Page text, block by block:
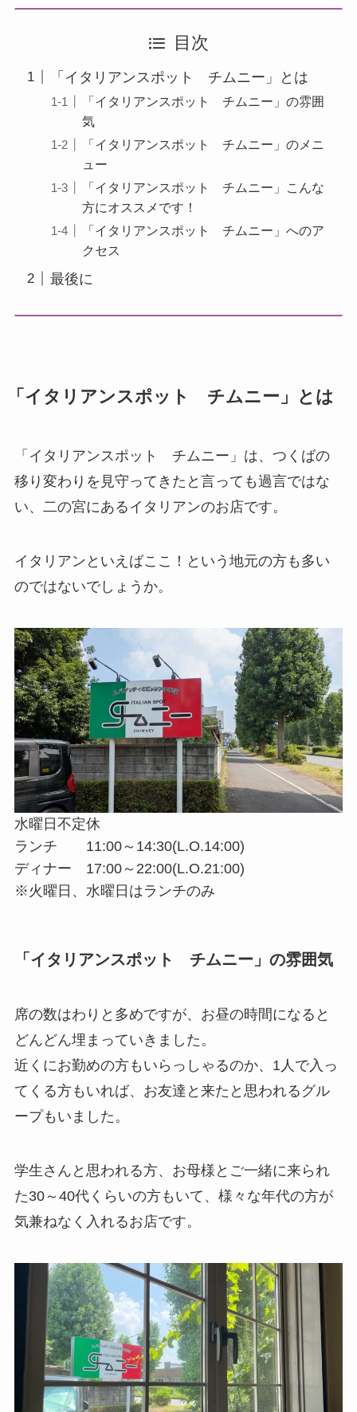
目次
「イタリアンスポット チムニー」とは
「イタリアンスポット チムニー」の雰囲
気
「イタリアンスポット チムニー」のメニ
ュー
「イタリアンスポット チムニー」こんな
方にオススメです！
「イタリアンスポット チムニー」へのア
クセス
最後に
「イタリアンスポット チムニー」とは
「イタリアンスポット チムニー」は、つくばの
移り変わりを見守ってきたと言っても過言ではな
い、二の宮にあるイタリアンのお店です。
イタリアンといえばここ！という地元の方も多い
のではないでしょうか。
水曜日不定休
ランチ 11:00～14:30(L.O.14:00)
ディナー 17:00～22:00(L.O.21:00)
※火曜日、水曜日はランチのみ
「イタリアンスポット チムニー」の雰囲気
席の数はわりと多めですが、お昼の時間になると
どんどん埋まっていきました。
近くにお勤めの方もいらっしゃるのか、1人で入っ
てくる方もいれば、お友達と来たと思われるグル
ープもいました。
学生さんと思われる方、お母様とご一緒に来られ
た30～40代くらいの方もいて、様々な年代の方が
気兼ねなく入れるお店です。